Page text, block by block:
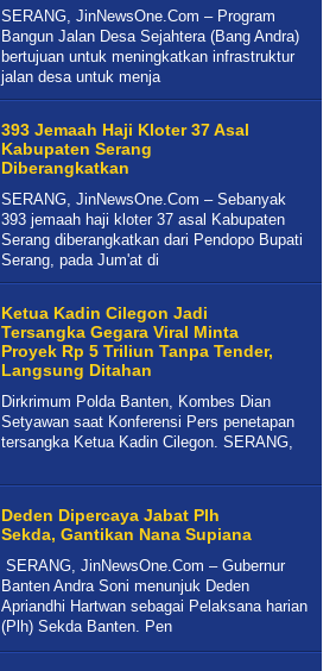
SERANG, JinNewsOne.Com – Program
Bangun Jalan Desa Sejahtera (Bang Andra)
bertujuan untuk meningkatkan infrastruktur
jalan desa untuk menja
393 Jemaah Haji Kloter 37 Asal
Kabupaten Serang
Diberangkatkan
SERANG, JinNewsOne.Com – Sebanyak
393 jemaah haji kloter 37 asal Kabupaten
Serang diberangkatkan dari Pendopo Bupati
Serang, pada Jum'at di
Ketua Kadin Cilegon Jadi
Tersangka Gegara Viral Minta
Proyek Rp 5 Triliun Tanpa Tender,
Langsung Ditahan
Dirkrimum Polda Banten, Kombes Dian
Setyawan saat Konferensi Pers penetapan
tersangka Ketua Kadin Cilegon. SERANG,
Deden Dipercaya Jabat Plh
Sekda, Gantikan Nana Supiana
SERANG, JinNewsOne.Com – Gubernur
Banten Andra Soni menunjuk Deden
Apriandhi Hartwan sebagai Pelaksana harian
(Plh) Sekda Banten. Pen